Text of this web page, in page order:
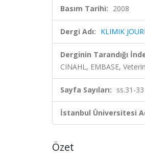
Basım Tarihi: 2008
Dergi Adı: KLIMIK
Derginin Tarandığı
CINAHL, EMBASE,
Sayfa Sayıları: ss.31-33
İstanbul Üniversitesi
Özet